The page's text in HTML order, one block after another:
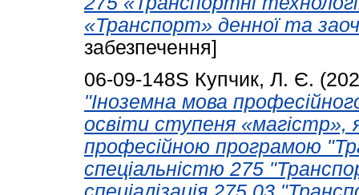
«Транспорт» денної та
забезпечення]
06-09-148S Купчик, Л. Є.
"Іноземна мова
освіти ступеня «магістр»,
професійною програмою
спеціальністю 275